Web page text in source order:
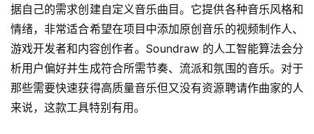
据自己的需求创建自定义音乐曲目。它提供各种音乐风格和
情绪，非常适合希望在项目中添加原创音乐的视频制作人、
游戏开发者和内容创作者。Soundraw 的人工智能算法会分
析用户偏好并生成符合所需节奏、流派和氛围的音乐。对于
那些需要快速获得高质量音乐但又没有资源聘请作曲家的人
来说，这款工具特别有用。